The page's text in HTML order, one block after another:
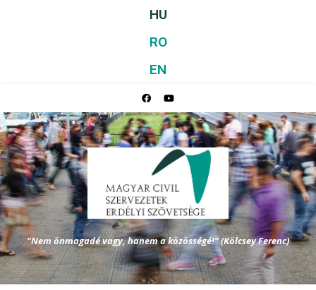
HU
RO
EN
"Nem önmagadé vagy, hanem a közösségé!" (Kölcsey Ferenc)